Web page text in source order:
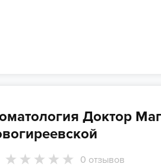
Доктор
0 отзывов